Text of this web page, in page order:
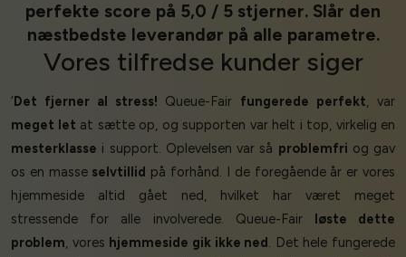
perfekte score på 5,0 / 5 stjerner. Slår den
næstbedste leverandør på alle parametre.
Vores tilfredse kunder siger
‘ Det fjerner al stress! Queue-Fair fungerede perfekt, var
meget let at sætte op, og supporten var helt i top, virkelig en
mesterklasse i support. Oplevelsen var så problemfri og gav
os en masse selvtillid på forhånd. I de foregående år er vores
hjemmeside altid gået ned, hvilket har været meget
stressende for alle involverede. Queue-Fair
løste dette
problem, vores hjemmeside gik ikke ned . Det hele fungerede